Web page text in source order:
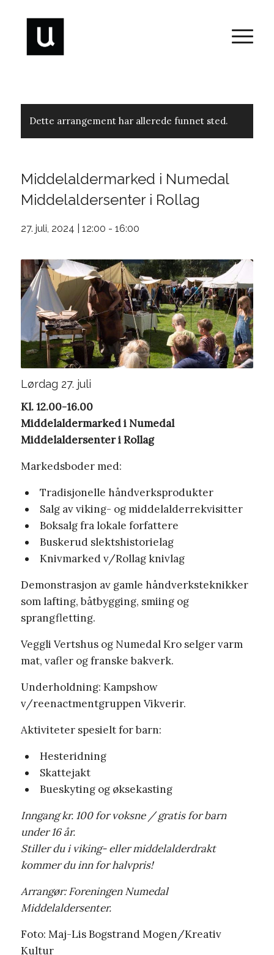
Dette arrangement har allerede funnet sted.
Middelaldermarked i Numedal
Middelaldersenter i Rollag
27. juli, 2024 | 12:00 - 16:00
Lørdag 27. juli
Kl. 12.00-16.00
Middelaldermarked i Numedal
Middelaldersenter i Rollag
Markedsboder med:
Tradisjonelle håndverksprodukter
Salg av viking- og middelalderrekvisitter
Boksalg fra lokale forfattere
Buskerud slektshistorielag
Knivmarked v/Rollag knivlag
Demonstrasjon av gamle håndverksteknikker
som lafting, båtbygging, smiing og
sprangfletting.
Veggli Vertshus og Numedal Kro selger varm
mat, vafler og franske bakverk.
Underholdning: Kampshow
v/reenactmentgruppen Vikverir.
Aktiviteter spesielt for barn:
Hesteridning
Skattejakt
Bueskyting og øksekasting
Inngang kr. 100 for voksne / gratis for barn
under 16 år.
Stiller du i viking- eller middelalderdrakt
kommer du inn for halvpris!
Arrangør: Foreningen Numedal
Middelaldersenter.
Foto: Maj-Lis Bogstrand Mogen/Kreativ
Kultur